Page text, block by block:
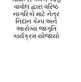
વાવોલ દ્વારા વરિષ્ઠ
નાગરિકો માટે નેત્ર
નિદાન કેમ્પ અને
આરોગ્ય જાગૃતિ
કાર્યક્રમ યોજાયો